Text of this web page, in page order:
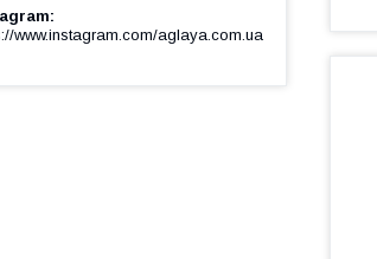
www.instagram.com/aglaya.com.ua